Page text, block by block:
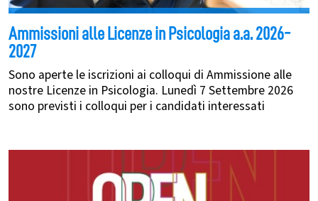
Ammissioni alle Licenze in Psicologia a.a. 2026-
2027
Sono aperte le iscrizioni ai colloqui di Ammissione alle
nostre Licenze in Psicologia. Lunedì 7 Settembre 2026
sono previsti i colloqui per i candidati interessati